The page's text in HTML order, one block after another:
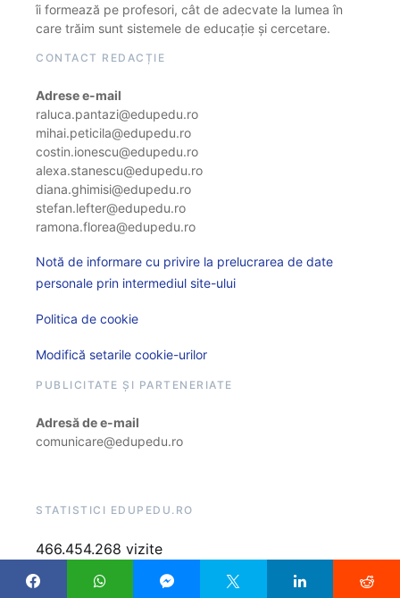
îi formează pe profesori, cât de adecvate la lumea în
care trăim sunt sistemele de educație și cercetare.
CONTACT REDACȚIE
Adrese e-mail
raluca.pantazi@edupedu.ro
mihai.peticila@edupedu.ro
costin.ionescu@edupedu.ro
alexa.stanescu@edupedu.ro
diana.ghimisi@edupedu.ro
stefan.lefter@edupedu.ro
ramona.florea@edupedu.ro
Notă de informare cu privire la prelucrarea de date
personale prin intermediul site-ului
Politica de cookie
Modifică setarile cookie-urilor
PUBLICITATE ȘI PARTENERIATE
Adresă de e-mail
comunicare@edupedu.ro
STATISTICI EDUPEDU.RO
466.454.268 vizite